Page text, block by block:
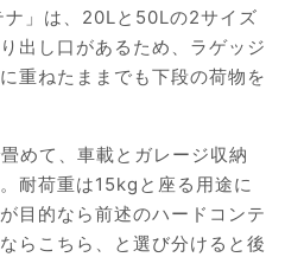
ナ」は、20Lと50Lの2サイズ
出し口があるため、ラゲッジ
重ねたままでも下段の荷物を
めて、車載とガレージ収納
耐荷重は15kgと座る用途に
目的なら前述のハードコンテ
らこちら、と選び分けると後